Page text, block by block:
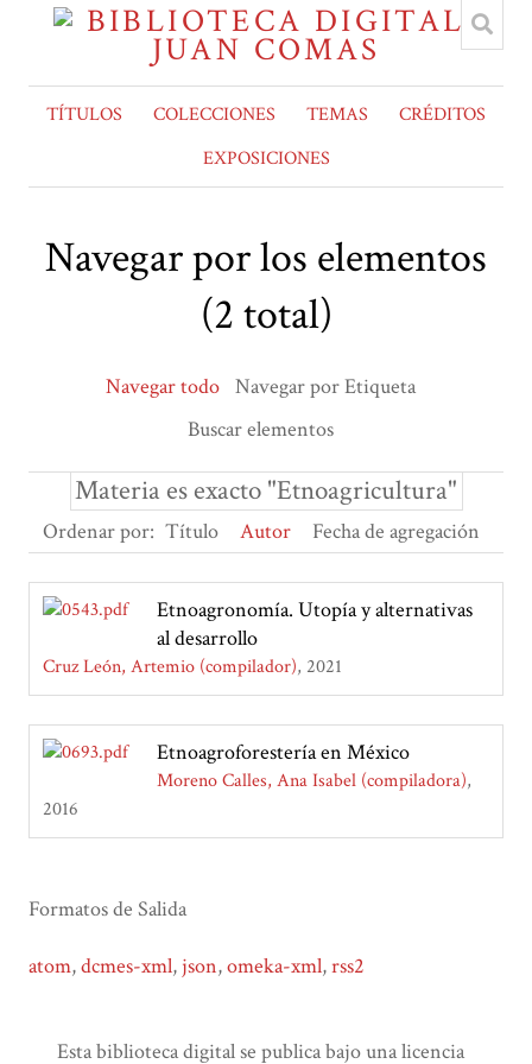
TÍTULOS COLECCIONES TEMAS
CRÉDITOS
EXPOSICIONES
Navegar por los elementos
(2 total)
Navegar todo Navegar por Etiqueta
Buscar elementos
Materia es exacto "Etnoagricultura"
Ordenar por: Título Autor Fecha de agregación
Etnoagronomía. Utopía y alternativas
al desarrollo
Cruz León, Artemio (compilador) 2021
Etnoagroforestería en México
Moreno Calles, Ana Isabel (compiladora)
2016
Formatos de Salida
atom,dcmes-xml, json,omeka-xml,rss2
Esta biblioteca digital se publica bajo una licencia